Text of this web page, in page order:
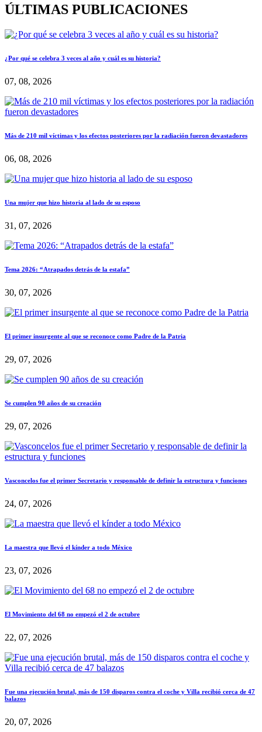
ÚLTIMAS PUBLICACIONES
¿Por qué se celebra 3 veces al año y cuál es su historia?
07, 08, 2026
Más de 210 mil víctimas y los efectos posteriores por la radiación fueron devastadores
06, 08, 2026
Una mujer que hizo historia al lado de su esposo
31, 07, 2026
Tema 2026: “Atrapados detrás de la estafa”
30, 07, 2026
El primer insurgente al que se reconoce como Padre de la Patria
29, 07, 2026
Se cumplen 90 años de su creación
29, 07, 2026
Vasconcelos fue el primer Secretario y responsable de definir la estructura y funciones
24, 07, 2026
La maestra que llevó el kínder a todo México
23, 07, 2026
El Movimiento del 68 no empezó el 2 de octubre
22, 07, 2026
Fue una ejecución brutal, más de 150 disparos contra el coche y Villa recibió cerca de 47
balazos
20, 07, 2026